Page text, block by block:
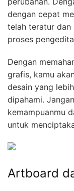
dengan cepat
telah teratur dan
proses
Dengan
grafis, kamu
desain yang
dipahami.
kemampuanmu
untuk
Artboard